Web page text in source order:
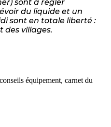
sont à régler
du liquide et un
sont en totale liberté :
des villages.
équipement, carnet du